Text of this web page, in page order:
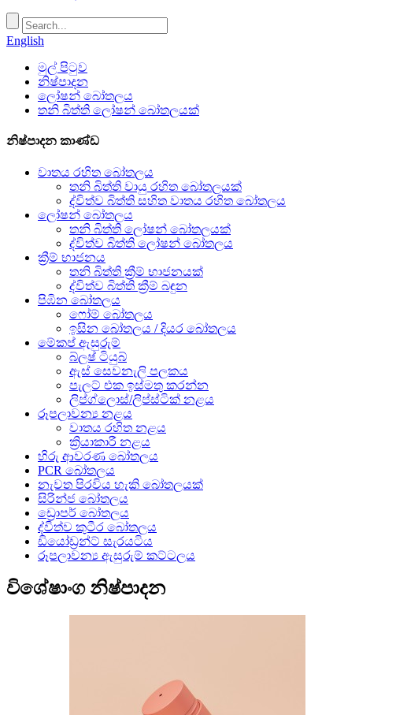
English
මුල් පිටුව
නිෂ්පාදන
ලෝෂන් බෝතලය
තනි බිත්ති ලෝෂන් බෝතලයක්
නිෂ්පාදන කාණ්ඩ
වාතය රහිත බෝතලය
තනි බිත්ති වායු රහිත බෝතලයක්
ද්විත්ව බිත්ති සහිත වාතය රහිත බෝතලය
ලෝෂන් බෝතලය
තනි බිත්ති ලෝෂන් බෝතලයක්
ද්විත්ව බිත්ති ලෝෂන් බෝතලය
ක්‍රීම් භාජනය
තනි බිත්ති ක්‍රීම් භාජනයක්
ද්විත්ව බිත්ති ක්‍රීම් බඳුන
පිඹින බෝතලය
ෆෝම් බෝතලය
ඉසින බෝතලය / දියර බෝතලය
මේකප් ඇසුරුම්
බ්ලෂ් ටියුබ්
ඇස් සෙවනැලි පලකය
පැලට් එක ඉස්මතු කරන්න
ලිප්ග්ලොස්/ලිප්ස්ටික් නළය
රූපලාවන්‍ය නළය
වාතය රහිත නළය
ක්‍රියාකාරී නළය
හිරු ආවරණ බෝතලය
PCR බෝතලය
නැවත පිරවිය හැකි බෝතලයක්
සිරින්ජ බෝතලය
ඩ්‍රොපර් බෝතලය
ද්විත්ව කුටීර බෝතලය
ඩියෝඩ්‍රන්ට් සැරයටිය
රූපලාවන්‍ය ඇසුරුම් කට්ටලය
විශේෂාංග නිෂ්පාදන